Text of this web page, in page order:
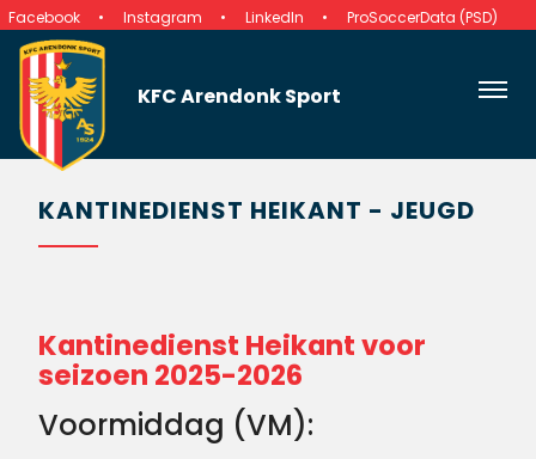
Facebook Instagram LinkedIn ProSoccerData (PSD)
KFC Arendonk Sport
KANTINEDIENST HEIKANT - JEUGD
Kantinedienst Heikant voor
seizoen 2025-2026
Voormiddag (VM):